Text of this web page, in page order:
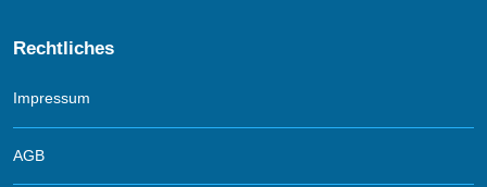
Rechtliches
Impressum
AGB